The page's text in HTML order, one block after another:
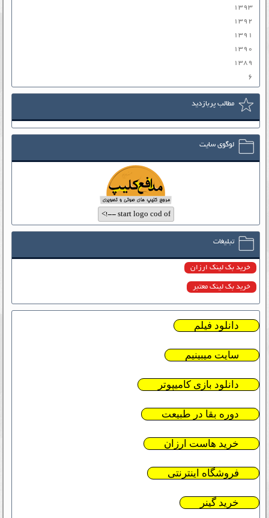
۱۳۹۳
۱۳۹۲
۱۳۹۱
۱۳۹۰
۱۳۸۹
۶
مطالب پربازدید
لوگوی سایت
تبلیغات
خرید بک لینک ارزان
خرید بک لینک معتبر
دانلود فیلم
سایت میبینیم
دانلود بازی کامیپوتر
دوره بقا در طبیعت
خرید هاست ارزان
فروشگاه اینترنتی
خرید گینر